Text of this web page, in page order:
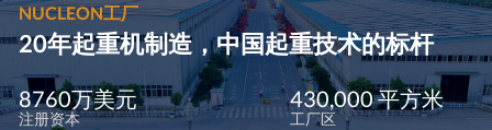
NUCLEON工厂
20年起重机制造，中国起重技术的标杆
8760万美元
注册资本
430,000 平方米
工厂区